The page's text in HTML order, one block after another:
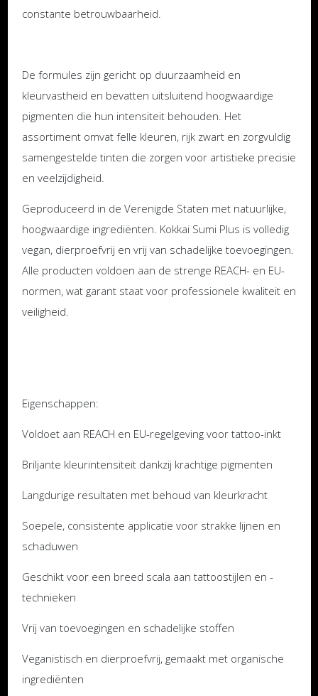
constante betrouwbaarheid.
De formules zijn gericht op duurzaamheid en
kleurvastheid en bevatten uitsluitend hoogwaardige
pigmenten die hun intensiteit behouden. Het
assortiment omvat felle kleuren, rijk zwart en zorgvuldig
samengestelde tinten die zorgen voor artistieke precisie
en veelzijdigheid.
Geproduceerd in de Verenigde Staten met natuurlijke,
hoogwaardige ingrediënten. Kokkai Sumi Plus is volledig
vegan, dierproefvrij en vrij van schadelijke toevoegingen.
Alle producten voldoen aan de strenge REACH- en EU-
normen, wat garant staat voor professionele kwaliteit en
veiligheid.
Eigenschappen:
Voldoet aan REACH en EU-regelgeving voor tattoo-inkt
Briljante kleurintensiteit dankzij krachtige pigmenten
Langdurige resultaten met behoud van kleurkracht
Soepele, consistente applicatie voor strakke lijnen en
schaduwen
Geschikt voor een breed scala aan tattoostijlen en -
technieken
Vrij van toevoegingen en schadelijke stoffen
Veganistisch en dierproefvrij, gemaakt met organische
ingrediënten